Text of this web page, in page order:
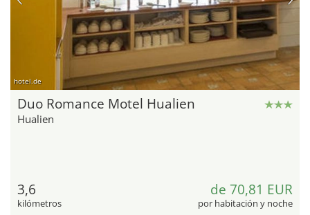
hotel.de
Duo Romance Motel Hualien
Hualien
3,6
kilómetros
de 70,81 EUR
por habitación y noche